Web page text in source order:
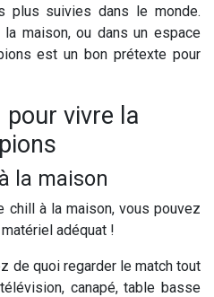
plus suivies dans le monde.
maison, ou dans un espace
est un bon prétexte pour
pour vivre la
la maison
à la maison, vous pouvez
adéquat !
de quoi regarder le match tout
canapé, table basse